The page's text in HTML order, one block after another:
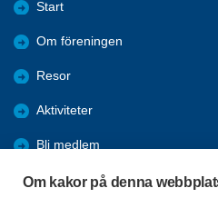
Om kakor på denna
Start
Om föreningen
Resor
Aktiviteter
Bli medlem
Förmåner